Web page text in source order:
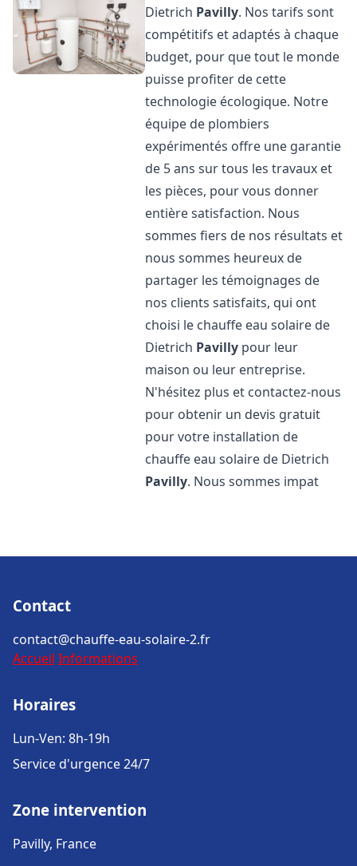
Dietrich Pavilly. Nos tarifs sont
compétitifs et adaptés à chaque
budget, pour que tout le monde
puisse profiter de cette
technologie écologique. Notre
équipe de plombiers
expérimentés offre une garantie
de 5 ans sur tous les travaux et
les pièces, pour vous donner
entière satisfaction. Nous
sommes fiers de nos résultats et
nous sommes heureux de
partager les témoignages de
nos clients satisfaits, qui ont
choisi le chauffe eau solaire de
Dietrich Pavilly pour leur
maison ou leur entreprise.
N'hésitez plus et contactez-nous
pour obtenir un devis gratuit
pour votre installation de
chauffe eau solaire de Dietrich
Pavilly. Nous sommes impat
Contact
contact@chauffe-eau-solaire-2.fr
Accueil Informations
Horaires
Lun-Ven: 8h-19h
Service d'urgence 24/7
Zone intervention
Pavilly, France